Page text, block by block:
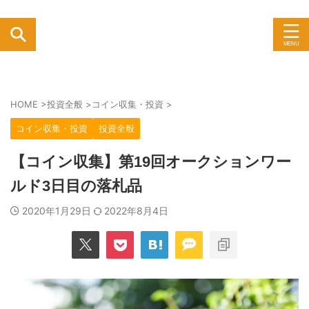
HOME >投資全般 >コイン収集・投資 >
コイン収集・投資 投資全般
【コイン収集】第19回オークションワー
ルド3日目の落札品
2020年1月29日 2022年8月4日